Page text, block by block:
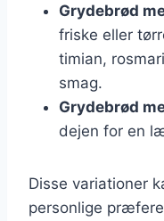
Grydebrød
friske eller
timian,
smag.
Grydebrød
dejen for en
Disse variationer
personlige